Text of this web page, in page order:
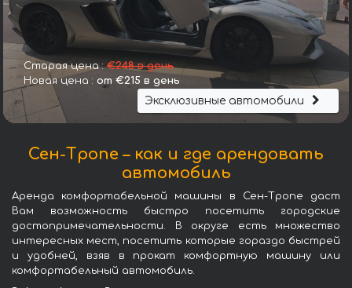
Старая цена :€248 в день
Новая цена : от €215 в день
Эксклюзивные автомобили
Сен-Тропе – как и где арендовать
автомобиль
Аренда комфортабельной машины в Сен-Тропе даст
Вам возможность быстро посетить городские
достопримечательности. В округе есть множество
интересных мест, посетить которые гораздо быстрей
и удобней, взяв в прокат комфортную машину или
комфортабельный автомобиль.